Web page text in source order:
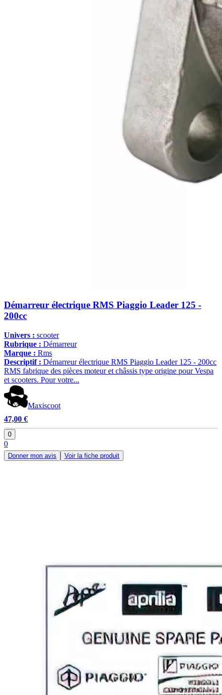
Démarreur électrique RMS Piaggio Leader 125 -
200cc
Univers : scooter
Rubrique : Démarreur
Marque : Rms
Descriptif : Démarreur électrique RMS Piaggio Leader 125 - 200cc
RMS fabrique des pièces moteur et châssis type origine pour Vespa
et scooters. Pour votre...
Maxiscoot
47,00 €
0
0
Donner mon avis Voir la fiche produit